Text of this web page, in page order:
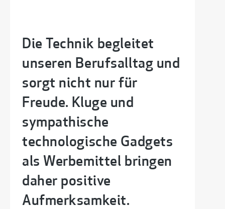
Die Technik begleitet
unseren Berufsalltag und
sorgt nicht nur für
Freude. Kluge und
sympathische
technologische Gadgets
als Werbemittel bringen
daher positive
Aufmerksamkeit.